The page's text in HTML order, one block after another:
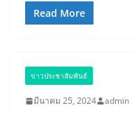
Read More
ข่าวประชาสัมพันธ์
มีนาคม 25, 2024 admin